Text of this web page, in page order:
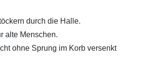
durch die Halle.
alte Menschen.
ohne Sprung im Korb versenkt